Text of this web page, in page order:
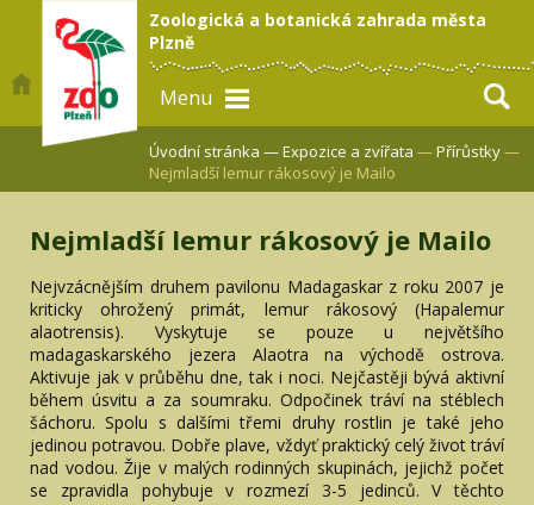
Zoologická a botanická zahrada města
Plzně
Menu
Úvodní stránka —Expozice a zvířata —Přírůstky—
Nejmladší lemur rákosový je Mailo
Nejmladší lemur rákosový je Mailo
Nejvzácnějším druhem pavilonu Madagaskar z roku 2007 je
kriticky ohrožený primát, lemur rákosový (Hapalemur
alaotrensis). Vyskytuje se pouze u největšího
madagaskarského jezera Alaotra na východě ostrova.
Aktivuje jak v průběhu dne, tak i noci. Nejčastěji bývá aktivní
během úsvitu a za soumraku. Odpočinek tráví na stéblech
šáchoru. Spolu s dalšími třemi druhy rostlin je také jeho
jedinou potravou. Dobře plave, vždyť praktický celý život tráví
nad vodou. Žije v malých rodinných skupinách, jejichž počet
se zpravidla pohybuje v rozmezí 3-5 jedinců. V těchto